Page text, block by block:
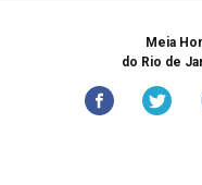
Meia
do Rio de